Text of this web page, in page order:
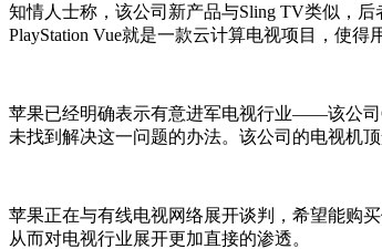
知情人士称，该公司新产品与Sling TV类似，
PlayStation Vue就是一款云计算电视项目，使
苹果已经明确表示有意进军电视行业——该公司
未找到解决这一问题的办法。该公司的电视机
苹果正在与有线电视网络展开谈判，希望能购
从而对电视行业展开更加直接的渗透。